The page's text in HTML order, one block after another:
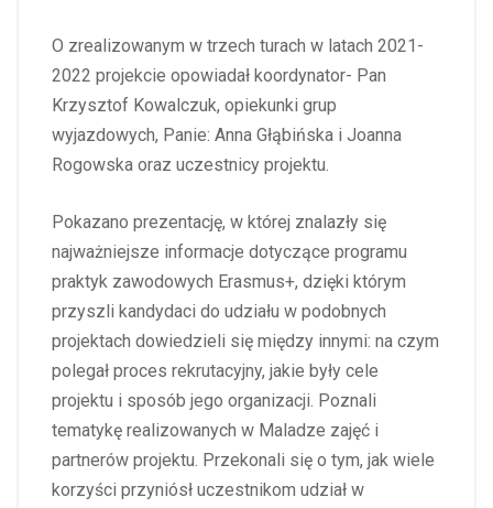
O zrealizowanym w trzech turach w latach 2021-
2022 projekcie opowiadał koordynator- Pan
Krzysztof Kowalczuk, opiekunki grup
wyjazdowych, Panie: Anna Głąbińska i Joanna
Rogowska oraz uczestnicy projektu.
Pokazano prezentację, w której znalazły się
najważniejsze informacje dotyczące programu
praktyk zawodowych Erasmus+, dzięki którym
przyszli kandydaci do udziału w podobnych
projektach dowiedzieli się między innymi: na czym
polegał proces rekrutacyjny, jakie były cele
projektu i sposób jego organizacji. Poznali
tematykę realizowanych w Maladze zajęć i
partnerów projektu. Przekonali się o tym, jak wiele
korzyści przyniósł uczestnikom udział w